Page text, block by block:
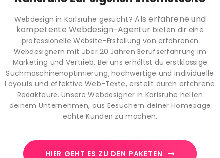
Webdesign in Karlsruhe gesucht?Als erfahrene und
kompetente Webdesign-Agentur bieten dir eine
professionelle Website-Erstellung von erfahrenen
Webdesignern mit über 20 Jahren Berufserfahrung im
Marketing und Vertrieb. Bei uns erhältst du erstklassige
Suchmaschinenoptimierung, hochwertige und individuelle
Layouts und effektive Web-Texte, erstellt durch erfahrene
Redakteure. Unsere Webdesigner in Karlsruhe helfen
deinem Unternehmen, aus Besuchern deiner Homepage
echte Kunden zu machen.
HIER GEHT ES ZU DEN PAKETEN